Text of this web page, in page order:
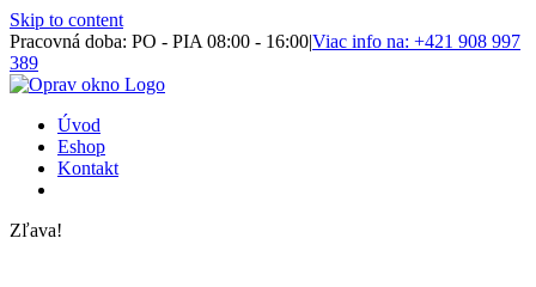
Skip to content
Pracovná doba: PO - PIA 08:00 - 16:00|Viac info na: +421 908 997
389
Úvod
Eshop
Kontakt
Zľava!